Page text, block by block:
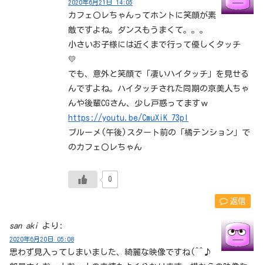
2020年6月21日 14:05
カフェ〇レちゃんってホントに笑顔が素
敵ですよね。ダンスもうまくて。。。
小さいお子様には近くまで行って優しくタッチ
💛
でも、意外と笑顔で「凄いハイタッチ」を見せる
んですよね。ハイタッチされた同期の京美人ちゃ
んや後輩CGさん、少し戸惑ってますｗ
https://youtu.be/CmuXiK_73pI
ブルーメ(午後)スタート前の「橘テンション」で
のカフェ〇レちゃん
0
返信
san aki より:
2020年6月20日 05:08
思わず見入ってしまいました、綺麗な映像ですね(^^♪